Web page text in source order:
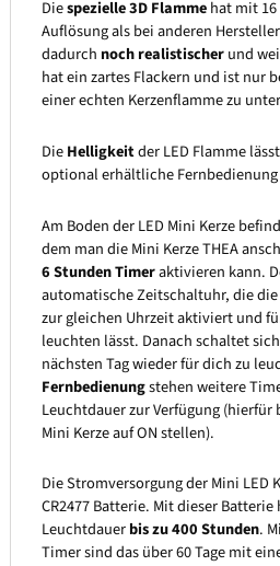
Diespezielle 3D Flammehat mit 16
Auflösung als bei anderen
dadurch noch realistischerund
hat ein zartes Flackern und ist nur
einer echten Kerzenflamme zu
DieHelligkeitder LED Flamme
optional erhältliche
Am Boden der LED Mini Kerze
dem man die Mini Kerze THEA
6 Stunden Timeraktivieren kann.
automatische Zeitschaltuhr, die die
zur gleichen Uhrzeit aktiviert und
leuchten lässt. Danach schaltet
nächsten Tag wieder für dich zu
Fernbedienungstehen weitere
Leuchtdauer zur Verfügung (hierfür
Mini Kerze auf ON stellen).
Die Stromversorgung der Mini LED
CR2477 Batterie. Mit dieser
Leuchtdauerbis zu 400 Stunden.
Timer sind das über 60 Tage mit